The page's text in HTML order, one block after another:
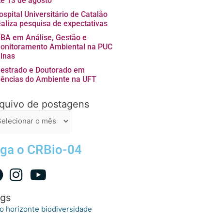
Universitário de Catalão
pesquisa de expectativas
em Análise, Gestão e
Ambiental na PUC
e Doutorado em
do Ambiente na UFT
de postagens
o CRBio-04
horizonte biodiversidade